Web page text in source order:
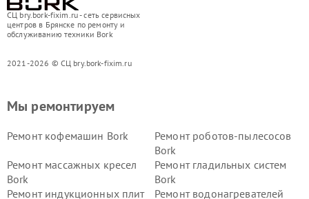
СЦ bry.bork-fixim.ru - сеть сервисных
центров в Брянске по ремонту и
обслуживанию техники Bork
2021-2026 © СЦ bry.bork-fixim.ru
Мы ремонтируем
Ремонт кофемашин Bork
Ремонт роботов-пылесосов
Bork
Ремонт массажных кресел
Bork
Ремонт гладильных систем
Bork
Ремонт индукционных плит
Ремонт водонагревателей